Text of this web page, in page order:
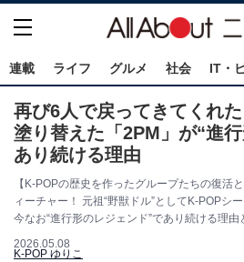
連載 ライフ グルメ 社会 IT・
再び6人で戻ってきてくれ
塗り替えた「2PM」が“進
あり続ける理由
【K-POPの歴史を作ったグループたちの復活
ィーチャー！ 元祖“野獣ドル”としてK-POPシ
今なお“進行形のレジェンド”であり続ける理
2026.05.08
K-POP ゆりこ